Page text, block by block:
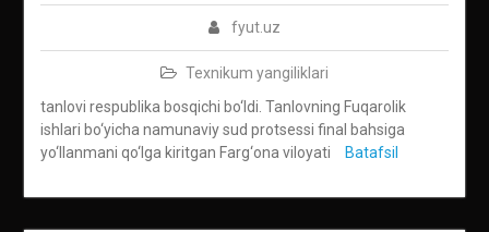
fyut.uz
Texnikum yangiliklari
tanlovi respublika bosqichi bo‘ldi. Tanlovning Fuqarolik
ishlari bo‘yicha namunaviy sud protsessi final bahsiga
yo‘llanmani qo‘lga kiritgan Farg‘ona viloyati
Batafsil